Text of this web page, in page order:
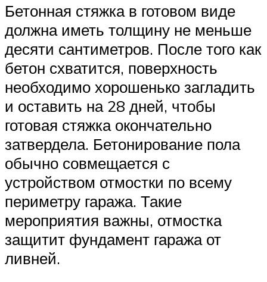
Бетонная стяжка в готовом виде
должна иметь толщину не меньше
десяти сантиметров. После того как
бетон схватится, поверхность
необходимо хорошенько загладить
и оставить на 28 дней, чтобы
готовая стяжка окончательно
затвердела. Бетонирование пола
обычно совмещается с
устройством отмостки по всему
периметру гаража. Такие
мероприятия важны, отмостка
защитит фундамент гаража от
ливней.